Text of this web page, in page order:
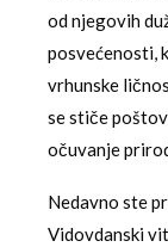
od njegovih
posvećenosti,
vrhunske
se stiče
očuvanje
Nedavno ste
Vidovdanski